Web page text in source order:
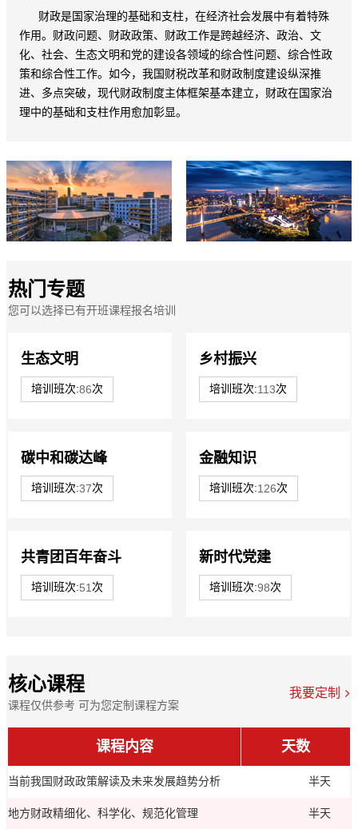
财政是国家治理的基础和支柱，在经济社会发展中有着特殊
作用。财政问题、财政政策、财政工作是跨越经济、政治、文
化、社会、生态文明和党的建设各领域的综合性问题、综合性政
策和综合性工作。如今，我国财税改革和财政制度建设纵深推
进、多点突破，现代财政制度主体框架基本建立，财政在国家治
理中的基础和支柱作用愈加彰显。
热门专题
您可以选择已有开班课程报名培训
生态文明
培训班次:86次
乡村振兴
培训班次:113次
碳中和碳达峰
培训班次:37次
金融知识
培训班次:126次
共青团百年奋斗
培训班次:51次
新时代党建
培训班次:98次
核心课程
课程仅供参考 可为您定制课程方案
我要定制
课程内容 天数
当前我国财政政策解读及未来发展趋势分析 半天
地方财政精细化、科学化、规范化管理 半天